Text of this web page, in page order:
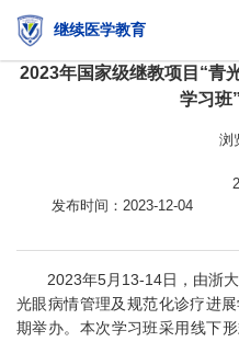
继续医学教育
2023年国家级继教项目“青
学习班
发布时间：2023-12-04
2023年5月13-14日，由浙大
光眼病情管理及规范化诊疗进
期举办。本次学习班采用线下